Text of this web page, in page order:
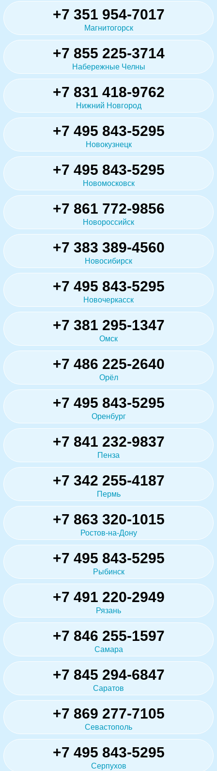
+7 351 954-7017
Магнитогорск
+7 855 225-3714
Набережные Челны
+7 831 418-9762
Нижний Новгород
+7 495 843-5295
Новокузнецк
+7 495 843-5295
Новомосковск
+7 861 772-9856
Новороссийск
+7 383 389-4560
Новосибирск
+7 495 843-5295
Новочеркасск
+7 381 295-1347
Омск
+7 486 225-2640
Орёл
+7 495 843-5295
Оренбург
+7 841 232-9837
Пенза
+7 342 255-4187
Пермь
+7 863 320-1015
Ростов-на-Дону
+7 495 843-5295
Рыбинск
+7 491 220-2949
Рязань
+7 846 255-1597
Самара
+7 845 294-6847
Саратов
+7 869 277-7105
Севастополь
+7 495 843-5295
Серпухов